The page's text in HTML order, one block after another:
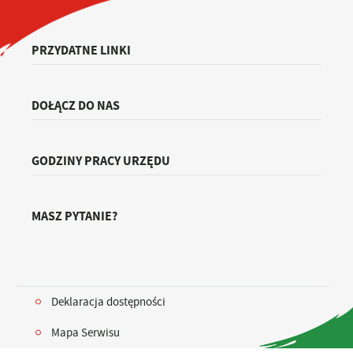
PRZYDATNE LINKI
DOŁĄCZ DO NAS
GODZINY PRACY URZĘDU
MASZ PYTANIE?
Deklaracja dostępności
Mapa Serwisu